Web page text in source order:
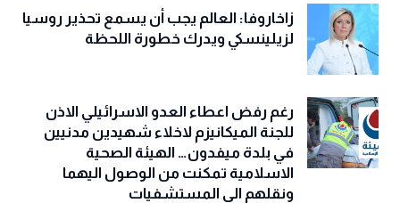
زاخاروفا: العالم يجب أن يسمع تحذير روسيا
لزيلينسكي ويدرك خطورة اللحظة
رغم رفض اعطاء العدو الاسرائيلي الاذن
للجنة الميكانيزم لاخلاء شهيدين مدنيين
في بلدة ميفدون… الهيئة الصحية
الاسلامية تمكنت من الوصول اليهما
ونقلهم الى المستشفيات